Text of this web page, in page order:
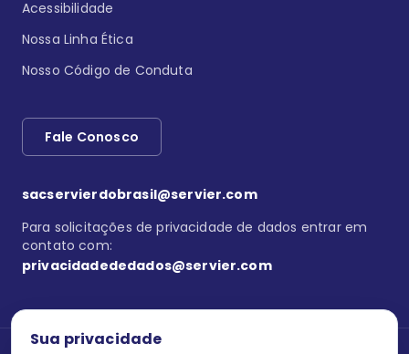
Sua privacidade
Acessibilidade
Nossa Linha Ética
Nosso Código de Conduta
Fale Conosco
sacservierdobrasil@servier.com
Para solicitações de privacidade de dados entrar em
contato com:
privacidadededados@servier.com